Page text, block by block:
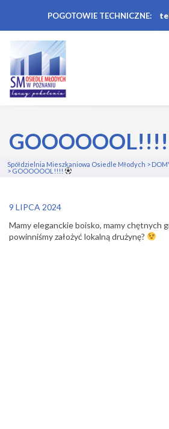
POGOTOWIE TECHNICZNE:
GOOOOOOL!!!!
Spółdzielnia Mieszkaniowa Osiedle Młodych >
>GOOOOOOL!!!!
9 LIPCA 2024
Mamy eleganckie boisko, mamy chętnych
powinniśmy założyć lokalną drużynę?